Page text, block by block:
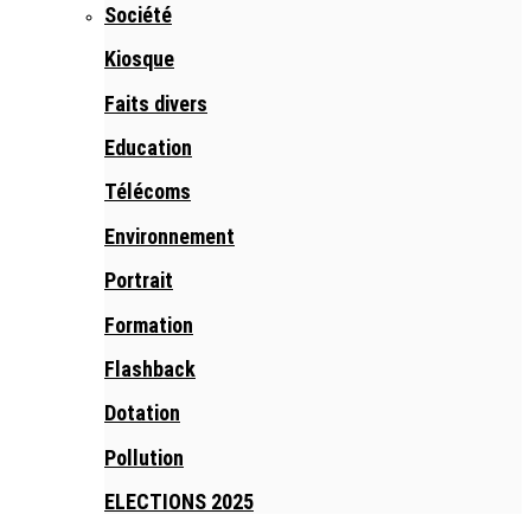
Société
Kiosque
Faits divers
Education
Télécoms
Environnement
Portrait
Formation
Flashback
Dotation
Pollution
ELECTIONS 2025